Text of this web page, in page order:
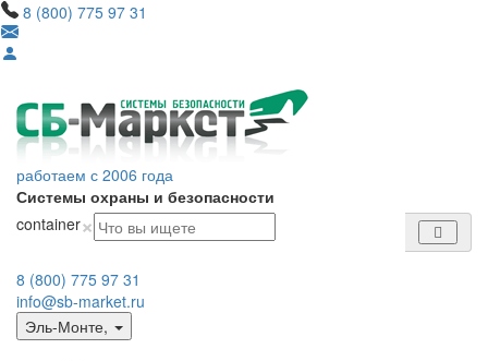
8 (800) 775 97 31
работаем с 2006 года
Системы охраны и безопасности
container×
8 (800) 775 97 31
info@sb-market.ru
Эль-Монте,